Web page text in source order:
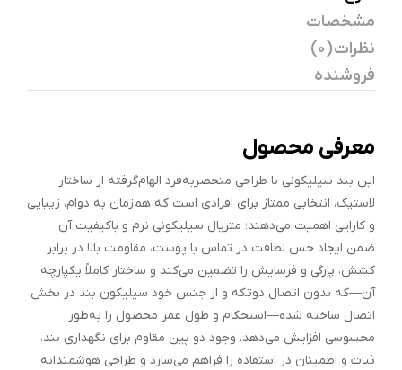
مشخصات
نظرات (0)
فروشنده
معرفی محصول
این بند سیلیکونی با طراحی منحصربه‌فرد الهام‌گرفته از ساختار
لاستیک، انتخابی ممتاز برای افرادی است که هم‌زمان به دوام، زیبایی
و کارایی اهمیت می‌دهند؛ متریال سیلیکونی نرم و باکیفیت آن
ضمن ایجاد حس لطافت در تماس با پوست، مقاومت بالا در برابر
کشش، پارگی و فرسایش را تضمین می‌کند و ساختار کاملاً یکپارچه
آن—که بدون اتصال دو‌تکه و از جنس خود سیلیکون بند در بخش
اتصال ساخته شده—استحکام و طول عمر محصول را به‌طور
محسوسی افزایش می‌دهد. وجود دو پین مقاوم برای نگهداری بند،
ثبات و اطمینان در استفاده را فراهم می‌سازد و طراحی هوشمندانه